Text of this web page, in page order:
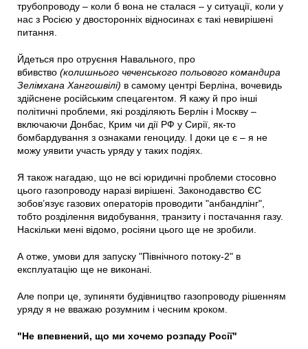
трубопроводу – коли б вона не сталася – у ситуації, коли у
нас з Росією у двосторонніх відносинах є такі невирішені
питання.
Йдеться про отруєння Навального, про
вбивство (колишнього чеченського польового командира
Зелімхана Хангошвілі) в самому центрі Берліна, вочевидь
здійснене російським спецагентом. Я кажу й про інші
політичні проблеми, які розділяють Берлін і Москву –
включаючи Донбас, Крим чи дії РФ у Сирії, як-то
бомбардування з ознаками геноциду. І доки це є – я не
можу уявити участь уряду у таких подіях.
Я також нагадаю, що не всі юридичні проблеми стосовно
цього газопроводу наразі вирішені. Законодавство ЄС
зобов’язує газових операторів проводити "анбандлінг",
тобто розділення видобування, транзиту і постачання газу.
Наскільки мені відомо, росіяни цього ще не зробили.
А отже, умови для запуску "Північного потоку-2" в
експлуатацію ще не виконані.
Але попри це, зупиняти будівництво газопроводу рішенням
уряду я не вважаю розумним і чесним кроком.
"Не впевнений, що ми хочемо розпаду Росії"